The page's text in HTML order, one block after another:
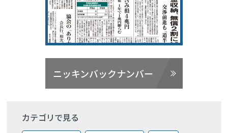
ニッキンバックナンバー
カテゴリで見る